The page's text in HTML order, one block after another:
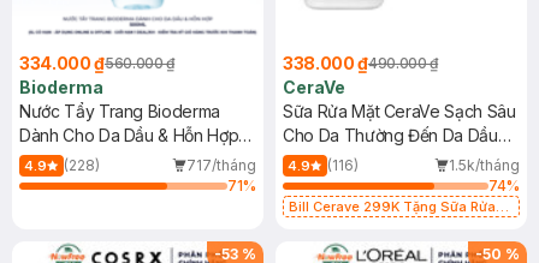
334.000 ₫560.000 ₫
Bioderma
Nước Tẩy Trang Bioderma
Dành Cho Da Dầu & Hỗn Hợp
500ml
4.9 (228)
717/tháng
71%
338.000 ₫490.000 ₫
CeraVe
Sữa Rửa Mặt CeraVe Sạch Sâu
Cho Da Thường Đến Da Dầu
473ml
4.9 (116)
1.5k/tháng
74%
Bill Cerave 299K Tặng Sữa Rửa
-53 % -50 %